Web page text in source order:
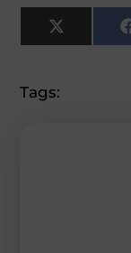
X
(Twitter)
Tags: